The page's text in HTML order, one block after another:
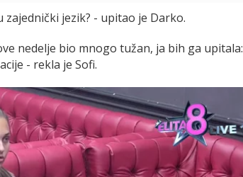
zajednički jezik? - upitao je Darko.
nedelje bio mnogo tužan, ja bih ga upitala:
- rekla je Sofi.